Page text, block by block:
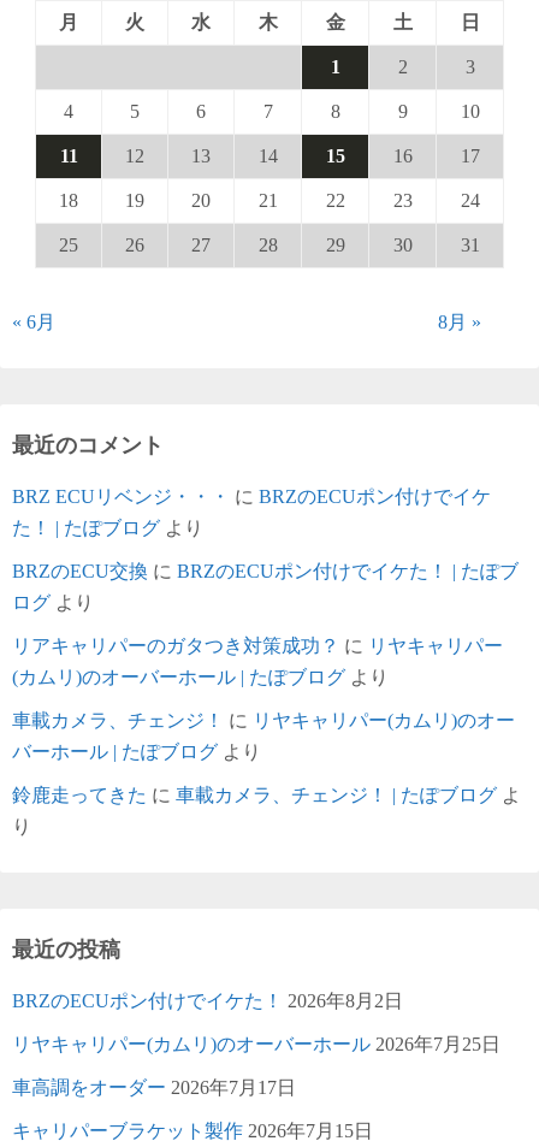
月
火 水 木 金 土 日
1 2 3
4 5 6 7 8 9 10
11 12 13 14 15 16 17
18 19 20 21 22 23 24
25 26 27 28 29 30 31
« 6月 8月 »
最近のコメント
BRZ ECUリベンジ・・・ に BRZのECUポン付けでイケ
た！ | たぽブログ より
BRZのECU交換 に BRZのECUポン付けでイケた！ | たぽブ
ログ より
リアキャリパーのガタつき対策成功？ に リヤキャリパー
(カムリ)のオーバーホール | たぽブログ より
車載カメラ、チェンジ！ に リヤキャリパー(カムリ)のオー
バーホール | たぽブログ より
鈴鹿走ってきた に 車載カメラ、チェンジ！ | たぽブログ よ
り
最近の投稿
BRZのECUポン付けでイケた！ 2026年8月2日
リヤキャリパー(カムリ)のオーバーホール 2026年7月25日
車高調をオーダー 2026年7月17日
キャリパーブラケット製作 2026年7月15日